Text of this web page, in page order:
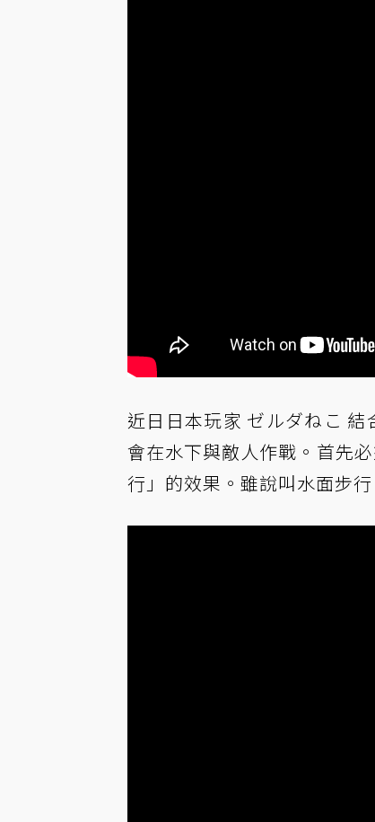
近日日本玩家 ゼルダねこ
會在水下與敵人作戰。首先
行」的效果。雖說叫水面步